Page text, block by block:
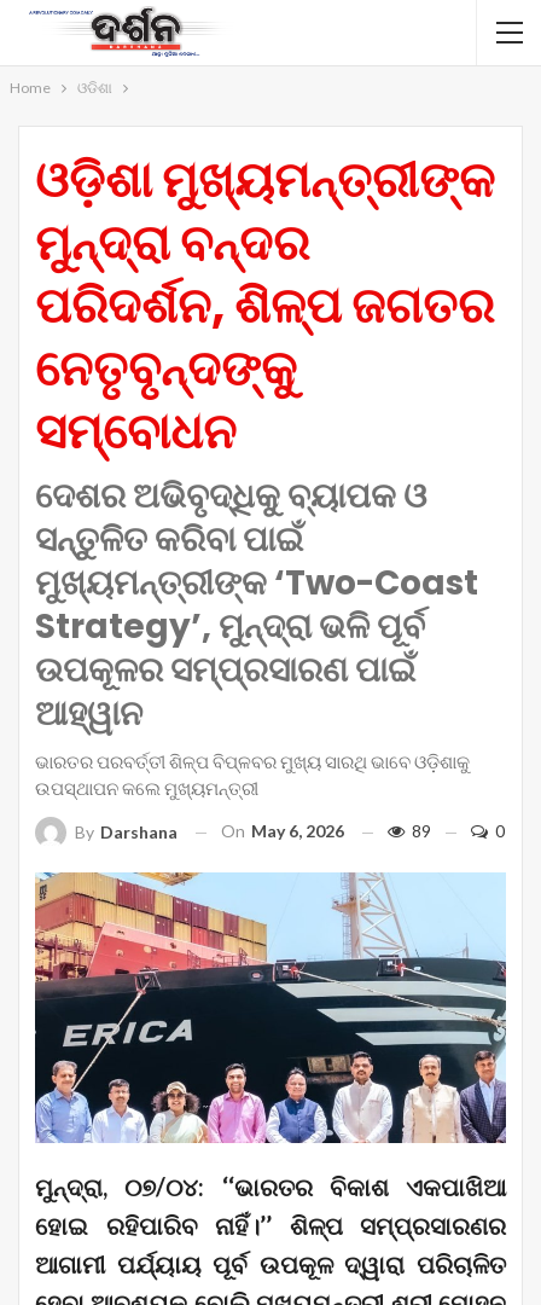
Home ଓଡିଶା
ଓଡ଼ିଶା ମୁଖ୍ୟମନ୍ତ୍ରୀଙ୍କ
ମୁନ୍ଦ୍ରା ବନ୍ଦର
ପରିଦର୍ଶନ, ଶିଳ୍ପ ଜଗତର
ନେତୃବୃନ୍ଦଙ୍କୁ
ସମ୍ବୋଧନ
ଦେଶର ଅଭିବୃଦ୍ଧିକୁ ବ୍ୟାପକ ଓ
ସନ୍ତୁଳିତ କରିବା ପାଇଁ
ମୁଖ୍ୟମନ୍ତ୍ରୀଙ୍କ ‘Two-Coast
Strategy’, ମୁନ୍ଦ୍ରା ଭଳି ପୂର୍ବ
ଉପକୂଳର ସମ୍ପ୍ରସାରଣ ପାଇଁ
ଆହ୍ୱାନ
ଭାରତର ପରବର୍ତ୍ତୀ ଶିଳ୍ପ ବିପ୍ଳବର ମୁଖ୍ୟ ସାରଥି ଭାବେ ଓଡ଼ିଶାକୁ
ଉପସ୍ଥାପନ କଲେ ମୁଖ୍ୟମନ୍ତ୍ରୀ
By Darshana On May 6, 2026 89 0
ମୁନ୍ଦ୍ରା, ୦୭/୦୪: ‘‘ଭାରତର ବିକାଶ ଏକପାଖିଆ
ହୋଇ ରହିପାରିବ ନାହିଁ।’’ ଶିଳ୍ପ ସମ୍ପ୍ରସାରଣର
ଆଗାମୀ ପର୍ଯ୍ୟାୟ ପୂର୍ବ ଉପକୂଳ ଦ୍ୱାରା ପରିଚାଳିତ